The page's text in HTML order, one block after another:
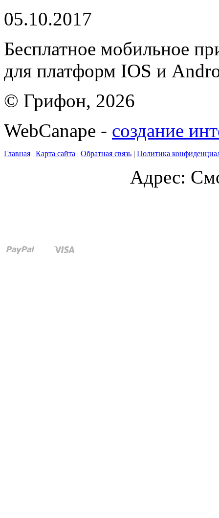
05.10.2017
Бесплатное мобильное
для платформ IOS и
© Грифон, 2026
WebCanape - создание
Главная | Карта сайта | Обратная связь | Политика
Адрес: